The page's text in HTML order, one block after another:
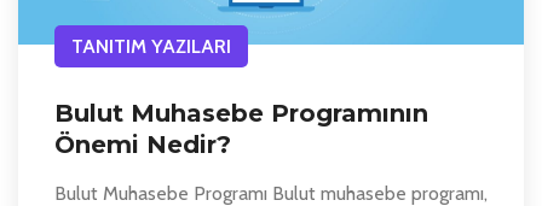
TANITIM YAZILARI
Bulut Muhasebe Programının
Önemi Nedir?
Bulut Muhasebe Programı Bulut muhasebe programı,